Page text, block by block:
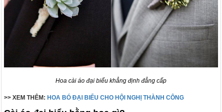
Hoa cài áo đại biểu khẳng định đẳng cấp
>> XEM THÊM: HOA BÓ ĐẠI BIỂU CHO HỘI NGHỊ THÀNH CÔNG